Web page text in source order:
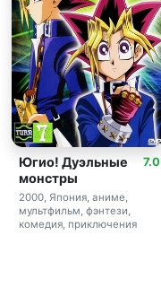
7.0
Югио! Дуэльные
монстры
2000, Япония, аниме,
мультфильм, фэнтези,
комедия, приключения